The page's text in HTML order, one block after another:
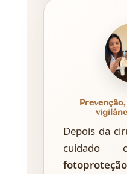
Depois da
cuidado